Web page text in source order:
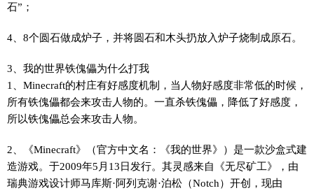
石”；
4、8个圆石做成炉子，并将圆石和木头扔放入炉子烧制成原石。
3、我的世界铁傀儡为什么打我
1、Minecraft的村庄有好感度机制，当人物好感度非常低的时候，
所有铁傀儡都会来攻击人物的。一直杀铁傀儡，降低了好感度，
所以铁傀儡总会来攻击人物。
2、《Minecraft》（官方中文名：《我的世界》）是一款沙盒式建
造游戏。于2009年5月13日发行。其灵感来自《无尽矿工》，由
瑞典游戏设计师马库斯·阿列克谢·泊松（Notch）开创，现由